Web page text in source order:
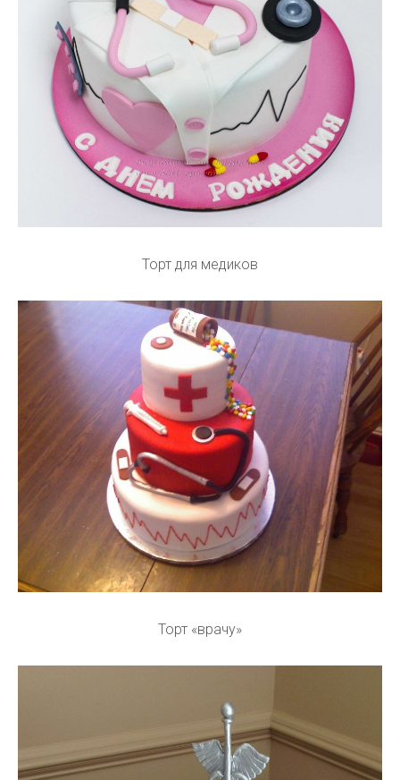
Торт для медиков
Торт «врачу»